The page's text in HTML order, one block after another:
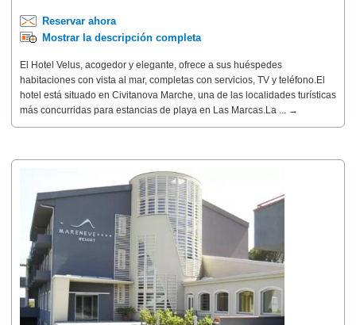
Reservar ahora
Mostrar la descripción completa
El Hotel Velus, acogedor y elegante, ofrece a sus huéspedes
habitaciones con vista al mar, completas con servicios, TV y teléfono.El
hotel está situado en Civitanova Marche, una de las localidades turísticas
más concurridas para estancias de playa en Las Marcas.La ... →